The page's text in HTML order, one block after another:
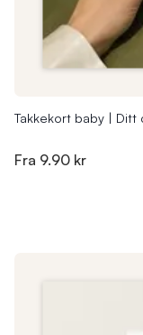
Takkekort baby |
Fra 9.90 kr